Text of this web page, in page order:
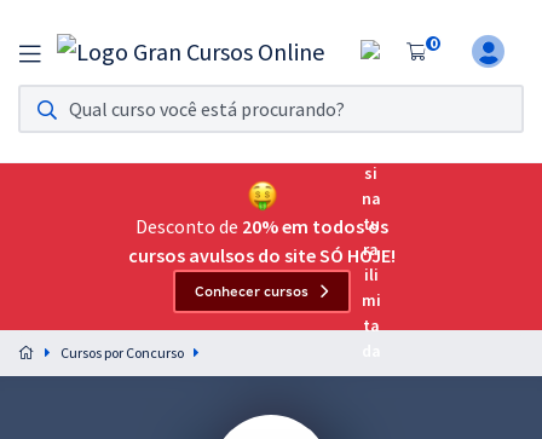
0
Assinatura Ilimitada 11
Acesso a todos os cursos. Teste grátis por 7 dias!
Assinatura OAB Até Passar
Acesso ilimitado a toda preparação para o Exame da
Preparação completa e intensiva para as principais
residências em saúde do Brasil
Desconto de 20% em todos os
cursos avulsos do site SÓ HOJE!
Conhecer cursos
Cursos por Concurso